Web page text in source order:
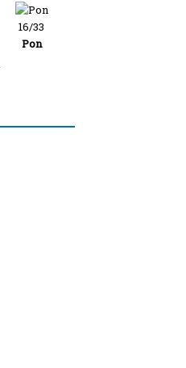
16/33
Pon